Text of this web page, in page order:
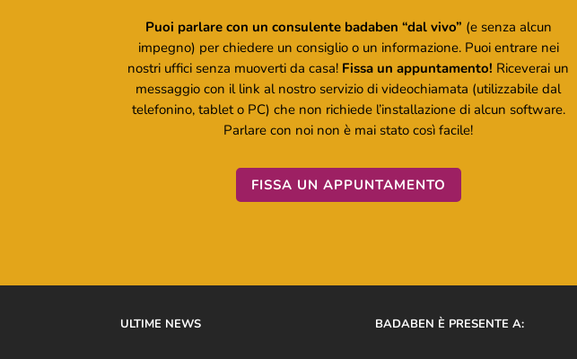
Puoi parlare con un consulente badaben “dal vivo” (e senza alcun
impegno) per chiedere un consiglio o un informazione. Puoi entrare nei
nostri uffici senza muoverti da casa! Fissa un appuntamento! Riceverai un
messaggio con il link al nostro servizio di videochiamata (utilizzabile dal
telefonino, tablet o PC) che non richiede l’installazione di alcun software.
Parlare con noi non è mai stato così facile!
FISSA UN APPUNTAMENTO
ULTIME NEWS BADABEN È PRESENTE A: